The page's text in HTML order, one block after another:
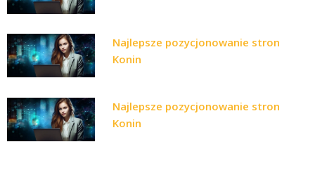
Najlepsze pozycjonowanie stron
Konin
Najlepsze pozycjonowanie stron
Konin